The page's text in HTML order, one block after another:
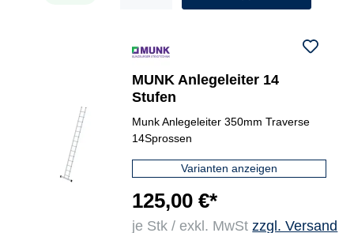
MUNK Anlegeleiter 14
Stufen
Munk Anlegeleiter 350mm Traverse
14Sprossen
Varianten anzeigen
125,00 €*
je Stk / exkl. MwStzzgl. Versand